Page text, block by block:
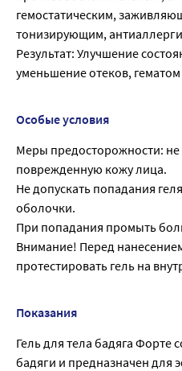
гемостатическим,
тонизирующим,
Результат: Улучшение
уменьшение отеков, гематом
Особые условия
Меры предосторожности: не
поврежденную кожу лица.
Не допускать попадания
оболочки.
При попадания промыть
Внимание! Перед
протестировать гель на
Показания
Гель для тела бадяга Форте
бадяги и предназначен